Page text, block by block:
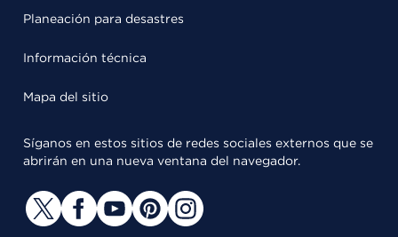
Planeación para desastres
Información técnica
Mapa del sitio
Síganos en estos sitios de redes sociales externos que se
abrirán en una nueva ventana del navegador.